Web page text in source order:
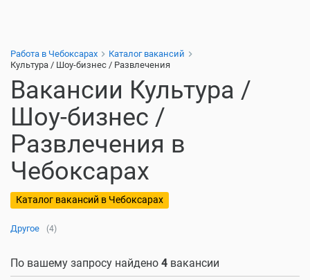
Работа в Чебоксарах
Каталог вакансий
Культура / Шоу-бизнес / Развлечения
Вакансии Культура /
Шоу-бизнес /
Развлечения в
Чебоксарах
Каталог вакансий в Чебоксарах
Другое (4)
По вашему запросу найдено 4 вакансии